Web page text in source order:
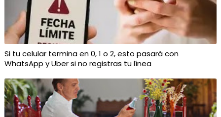
Si tu celular termina en 0, 1 o 2, esto pasará con
WhatsApp y Uber si no registras tu línea